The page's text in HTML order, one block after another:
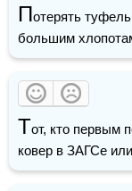
Потерять
большим
Тот, кто первым
ковер в ЗАГСе или